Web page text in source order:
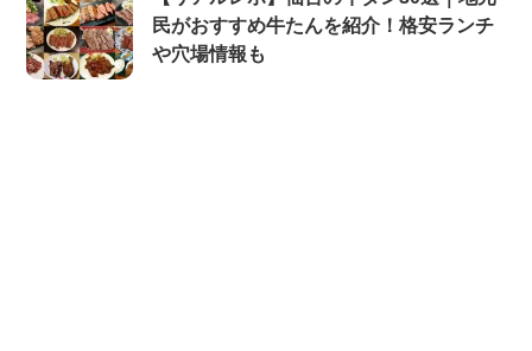
民がおすすめ牛たんを紹介！格安ランチ
や穴場情報も